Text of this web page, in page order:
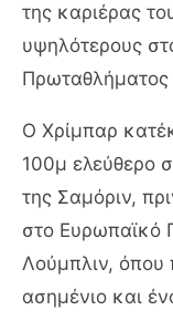
της καριέρας
υψηλότερους
Πρωταθλήματος
Ο Χρίμπαρ
100μ ελεύθερο
της Σαμόριν,
στο Ευρωπαϊκό
Λούμπλιν, όπου
ασημένιο και